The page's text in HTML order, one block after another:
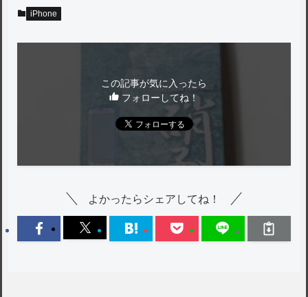
iPhone
この記事が気に入ったら
フォローしてね！
よかったらシェアしてね！